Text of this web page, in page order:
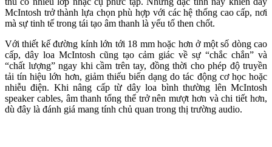
McIntosh trở thành lựa chọn phù hợp với các hệ thống cao cấp, nơi
mà sự tinh tế trong tái tạo âm thanh là yếu tố then chốt.
Với thiết kế đường kính lớn tới 18 mm hoặc hơn ở một số dòng cao
cấp, dây loa McIntosh cũng tạo cảm giác về sự “chắc chắn” và
“chất lượng” ngay khi cầm trên tay, đồng thời cho phép độ truyền
tải tín hiệu lớn hơn, giảm thiểu biến dạng do tác động cơ học hoặc
nhiễu điện. Khi nâng cấp từ dây loa bình thường lên McIntosh
speaker cables, âm thanh tổng thể trở nên mượt hơn và chi tiết hơn,
dù đây là đánh giá mang tính chủ quan trong thị trường audio.